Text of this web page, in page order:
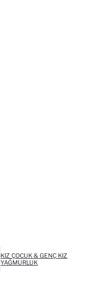
KIZ ÇOCUK & GENÇ KIZ
YAĞMURLUK